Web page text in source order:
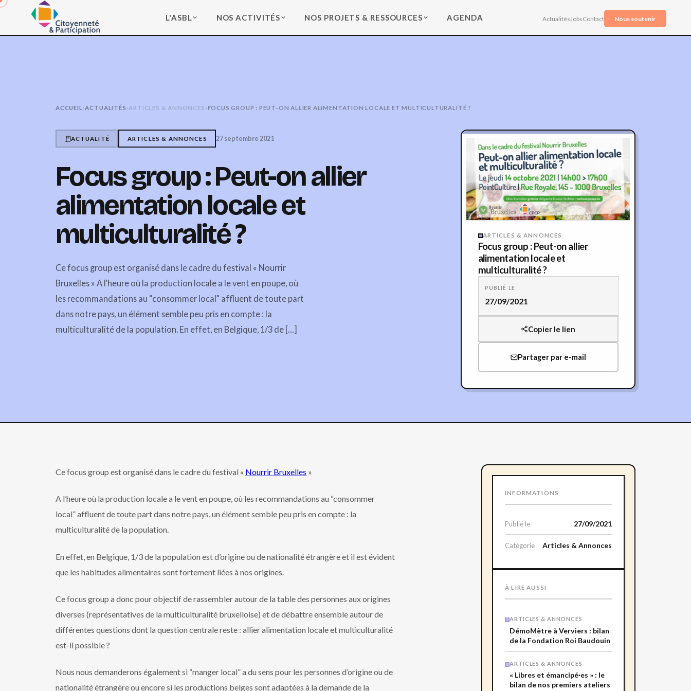
L'ASBL NOS ACTIVITÉS NOS PROJETS & RESSOURCES AGENDA Actualités JobsContact Nous soutenir
ACCUEIL ›ACTUALITÉS ›ARTICLES & ANNONCES ›FOCUS GROUP : PEUT-ON ALLIER ALIMENTATION LOCALE ET MULTICULTURALITÉ ?
ACTUALITÉ ARTICLES & ANNONCES 27 septembre 2021
Focus group : Peut-on allier
alimentation locale et
multiculturalité ?
Ce focus group est organisé dans le cadre du festival « Nourrir
Bruxelles » A l’heure où la production locale a le vent en poupe, où
les recommandations au “consommer local” affluent de toute part
dans notre pays, un élément semble peu pris en compte : la
multiculturalité de la population. En effet, en Belgique, 1/3 de […]
ARTICLES & ANNONCES
Focus group : Peut-on allier
alimentation locale et
multiculturalité ?
PUBLIÉ LE
27/09/2021
Copier le lien
Partager par e-mail
Ce focus group est organisé dans le cadre du festival « Nourrir Bruxelles »
A l’heure où la production locale a le vent en poupe, où les recommandations au “consommer
local” affluent de toute part dans notre pays, un élément semble peu pris en compte : la
multiculturalité de la population.
En effet, en Belgique, 1/3 de la population est d’origine ou de nationalité étrangère et il est évident
que les habitudes alimentaires sont fortement liées à nos origines.
Ce focus group a donc pour objectif de rassembler autour de la table des personnes aux origines
diverses (représentatives de la multiculturalité bruxelloise) et de débattre ensemble autour de
différentes questions dont la question centrale reste : allier alimentation locale et multiculturalité
est-il possible ?
Nous nous demanderons également si “manger local” a du sens pour les personnes d’origine ou de
nationalité étrangère ou encore si les productions belges sont adaptées à la demande de la
INFORMATIONS
Publié le 27/09/2021
Catégorie Articles & Annonces
À LIRE AUSSI
ARTICLES & ANNONCES
DémoMètre à Verviers : bilan
de la Fondation Roi Baudouin
ARTICLES & ANNONCES
« Libres et émancipé·es » : le
bilan de nos premiers ateliers